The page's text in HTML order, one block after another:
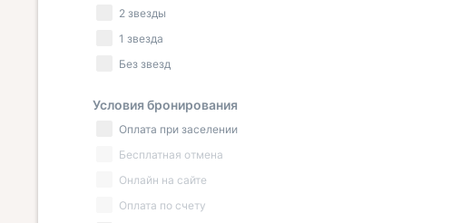
2 звезды
1 звезда
Без звезд
Условия бронирования
Оплата при заселении
Бесплатная отмена
Онлайн на сайте
Оплата по счету